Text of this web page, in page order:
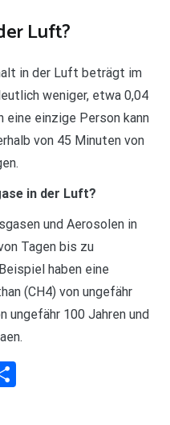
Luft?
in der Luft beträgt im
weniger, etwa 0,04
eine einzige Person kann
von 45 Minuten von
in der Luft?
und Aerosolen in
Tagen bis zu
haben eine
(CH4) von ungefähr
ungefähr 100 Jahren und